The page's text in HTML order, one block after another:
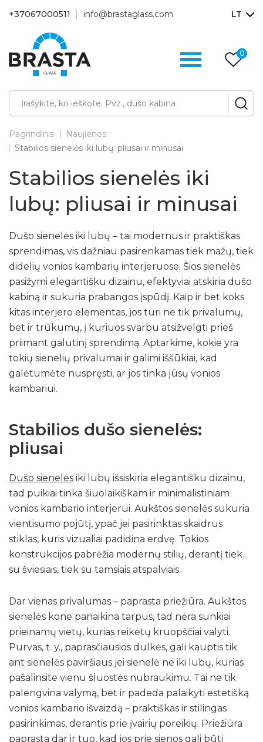
+37067000511 info@brastaglass.com LT
0
Pagrindinis
Naujienos
Stabilios sienelės iki lubų: pliusai ir minusai
Stabilios sienelės iki
lubų: pliusai ir minusai
Dušo sienelės iki lubų – tai modernus ir praktiškas
sprendimas, vis dažniau pasirenkamas tiek mažų, tiek
didelių vonios kambarių interjeruose. Šios sienelės
pasižymi elegantišku dizainu, efektyviai atskiria dušo
kabiną ir sukuria prabangos įspūdį. Kaip ir bet koks
kitas interjero elementas, jos turi ne tik privalumų,
bet ir trūkumų, į kuriuos svarbu atsižvelgti prieš
priimant galutinį sprendimą. Aptarkime, kokie yra
tokių sienelių privalumai ir galimi iššūkiai, kad
galėtumėte nuspręsti, ar jos tinka jūsų vonios
kambariui.
Stabilios dušo sienelės:
pliusai
Dušo sienelės iki lubų išsiskiria elegantišku dizainu,
tad puikiai tinka šiuolaikiškam ir minimalistiniam
vonios kambario interjerui. Aukštos sienelės sukuria
vientisumo pojūtį, ypač jei pasirinktas skaidrus
stiklas, kuris vizualiai padidina erdvę. Tokios
konstrukcijos pabrėžia modernų stilių, derantį tiek
su šviesiais, tiek su tamsiais atspalviais.
Dar vienas privalumas – paprasta priežiūra. Aukštos
sienelės kone panaikina tarpus, tad nėra sunkiai
prieinamų vietų, kurias reikėtų kruopščiai valyti.
Purvas, t. y., paprasčiausios dulkės, gali kauptis tik
ant sienelės paviršiaus jei sienelė ne iki lubų, kurias
pašalinsite vienu šluostės nubraukimu. Tai ne tik
palengvina valymą, bet ir padeda palaikyti estetišką
vonios kambario išvaizdą – praktiškas ir stilingas
pasirinkimas, derantis prie įvairių poreikių. Priežiūra
paprasta dar ir tuo, kad jos prie sienos gali būti